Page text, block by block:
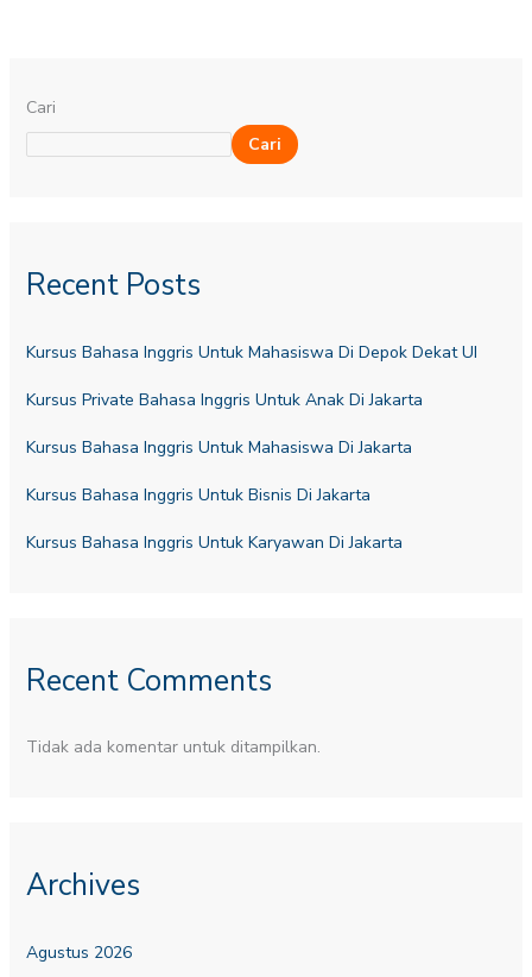
Cari
Cari
Recent Posts
Kursus Bahasa Inggris Untuk Mahasiswa Di Depok Dekat UI
Kursus Private Bahasa Inggris Untuk Anak Di Jakarta
Kursus Bahasa Inggris Untuk Mahasiswa Di Jakarta
Kursus Bahasa Inggris Untuk Bisnis Di Jakarta
Kursus Bahasa Inggris Untuk Karyawan Di Jakarta
Recent Comments
Tidak ada komentar untuk ditampilkan.
Archives
Agustus 2026